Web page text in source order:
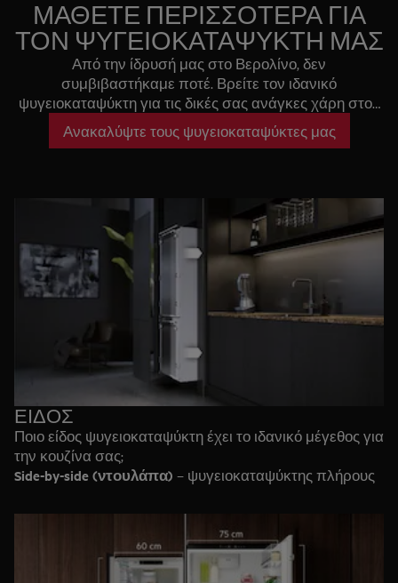
ΜΑΘΕΤΕ ΠΕΡΙΣΣΟΤΕΡΑ ΓΙΑ
ΤΟΝ ΨΥΓΕΙΟΚΑΤΑΨΥΚΤΗ ΜΑΣ
Από την ίδρυσή μας στο Βερολίνο, δεν
συμβιβαστήκαμε ποτέ. Βρείτε τον ιδανικό
ψυγειοκαταψύκτη για τις δικές σας ανάγκες χάρη στον
Ανακαλύψτε τους ψυγειοκαταψύκτες μας
ΕΙΔΟΣ
Ποιο είδος ψυγειοκαταψύκτη έχει το ιδανικό μέγεθος για
την κουζίνα σας;
Side-by-side (ντουλάπα) – ψυγειοκαταψύκτης πλήρους
και πάγου σε επιλεγμένα μοντέλου.
– συνδυασμός ψυγείου και ψύκτη σε
στοιβαγμένη μορφή, με ξεχωριστή πόρτα για το
καθένα. Επιλέξτε κάποιο μοντέλο με την κατάψυξη στο